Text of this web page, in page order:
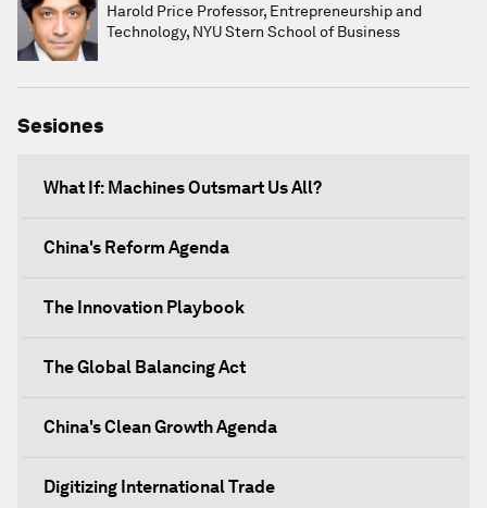
Harold Price Professor, Entrepreneurship and
Technology, NYU Stern School of Business
Sesiones
What If: Machines Outsmart Us All?
China's Reform Agenda
The Innovation Playbook
The Global Balancing Act
China's Clean Growth Agenda
Digitizing International Trade